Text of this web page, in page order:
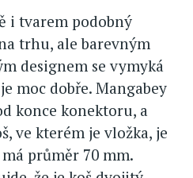
i tvarem podobný
trhu, ale barevným
designem se vymyká
moc dobře. Mangabey
konce konektoru, a
ve kterém je vložka, je
průměr 70 mm.